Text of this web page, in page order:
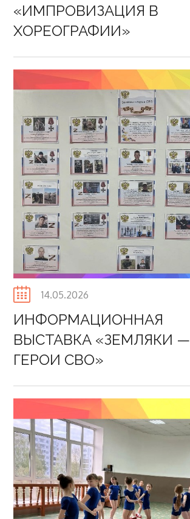
«ИМПРОВИЗАЦИЯ В
ХОРЕОГРАФИИ»
Posted
14.05.2026
ИНФОРМАЦИОННАЯ
ВЫСТАВКА «ЗЕМЛЯКИ —
ГЕРОИ СВО»⁣